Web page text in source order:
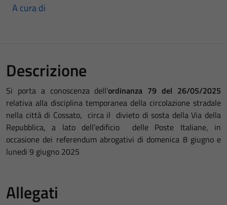
A cura di
Descrizione
Si porta a conoscenza dell'ordinanza 79 del 26/05/2025
relativa alla disciplina temporanea della circolazione stradale
nella città di Cossato, circa il divieto di sosta della Via della
Repubblica, a lato dell’edificio delle Poste Italiane, in
occasione dei referendum abrogativi di domenica 8 giugno e
lunedi 9 giugno 2025
Allegati